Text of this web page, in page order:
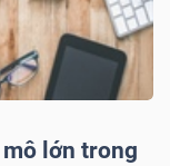
lớn trong